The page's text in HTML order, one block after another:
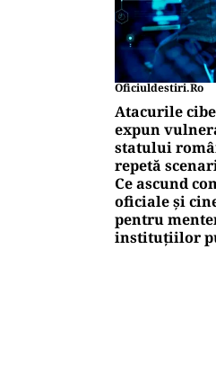
Oficiuldestiri.ro
Atacurile
expun
statului
repetă
Ce ascund
oficiale și
pentru
instituțiilor